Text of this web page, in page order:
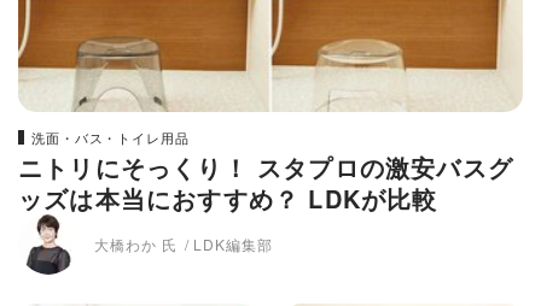
洗面・バス・トイレ用品
ニトリにそっくり！ スタプロの激安バスグ
ッズは本当におすすめ？ LDKが比較
大橋わか 氏 LDK編集部